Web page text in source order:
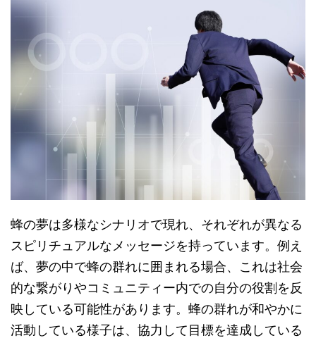
蜂の夢は多様なシナリオで現れ、それぞれが異なる
スピリチュアルなメッセージを持っています。例え
ば、夢の中で蜂の群れに囲まれる場合、これは社会
的な繋がりやコミュニティー内での自分の役割を反
映している可能性があります。蜂の群れが和やかに
活動している様子は、協力して目標を達成している